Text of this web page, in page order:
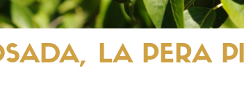
LA PERA